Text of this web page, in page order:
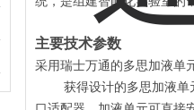
主要技术参数
采用瑞士万通的多思加液单
获得设计的多思加液单元